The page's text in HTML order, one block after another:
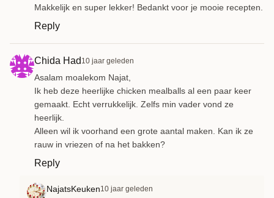
Makkelijk en super lekker! Bedankt voor je mooie recepten.
Reply
Chida Had 10 jaar geleden
Asalam moalekom Najat,
Ik heb deze heerlijke chicken mealballs al een paar keer
gemaakt. Echt verrukkelijk. Zelfs min vader vond ze
heerlijk.
Alleen wil ik voorhand een grote aantal maken. Kan ik ze
rauw in vriezen of na het bakken?
Reply
NajatsKeuken10 jaar geleden